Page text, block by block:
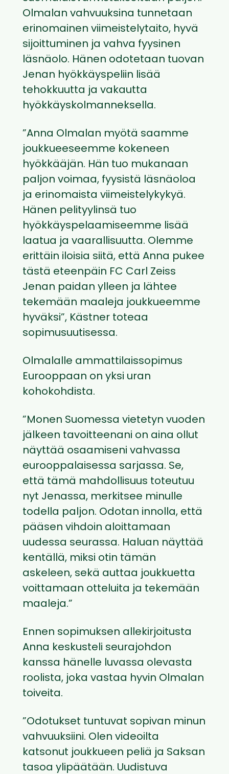
Olmalan vahvuuksina tunnetaan
erinomainen viimeistelytaito, hyvä
sijoittuminen ja vahva fyysinen
läsnäolo. Hänen odotetaan tuovan
Jenan hyökkäyspeliin lisää
tehokkuutta ja vakautta
hyökkäyskolmanneksella.
”Anna Olmalan myötä saamme
joukkueeseemme kokeneen
hyökkääjän. Hän tuo mukanaan
paljon voimaa, fyysistä läsnäoloa
ja erinomaista viimeistelykykyä.
Hänen pelityylinsä tuo
hyökkäyspelaamiseemme lisää
laatua ja vaarallisuutta. Olemme
erittäin iloisia siitä, että Anna pukee
tästä eteenpäin FC Carl Zeiss
Jenan paidan ylleen ja lähtee
tekemään maaleja joukkueemme
hyväksi”, Kästner toteaa
sopimusuutisessa.
Olmalalle ammattilaissopimus
Eurooppaan on yksi uran
kohokohdista.
”Monen Suomessa vietetyn vuoden
jälkeen tavoitteenani on aina ollut
näyttää osaamiseni vahvassa
eurooppalaisessa sarjassa. Se,
että tämä mahdollisuus toteutuu
nyt Jenassa, merkitsee minulle
todella paljon. Odotan innolla, että
pääsen vihdoin aloittamaan
uudessa seurassa. Haluan näyttää
kentällä, miksi otin tämän
askeleen, sekä auttaa joukkuetta
voittamaan otteluita ja tekemään
maaleja.”
Ennen sopimuksen allekirjoitusta
Anna keskusteli seurajohdon
kanssa hänelle luvassa olevasta
roolista, joka vastaa hyvin Olmalan
toiveita.
”Odotukset tuntuvat sopivan minun
vahvuuksiini. Olen videoilta
katsonut joukkueen peliä ja Saksan
tasoa ylipäätään. Uudistuva